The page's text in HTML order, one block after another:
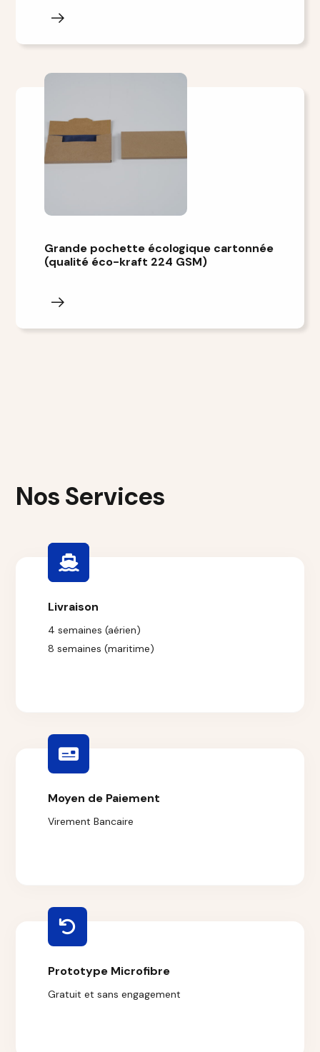
Grande pochette écologique cartonnée
(qualité éco-kraft 224 GSM)
Nos Services
Livraison
4 semaines (aérien)
8 semaines (maritime)
Moyen de Paiement
Virement Bancaire
Prototype Microfibre
Gratuit et sans engagement